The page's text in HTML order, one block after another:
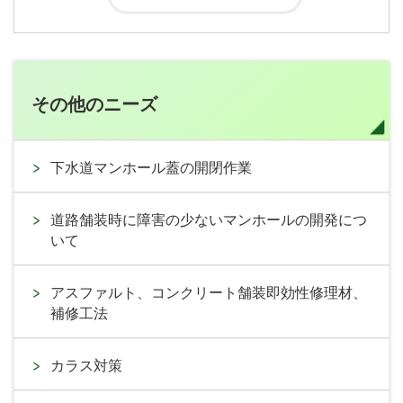
その他のニーズ
下水道マンホール蓋の開閉作業
道路舗装時に障害の少ないマンホールの開発につ
いて
アスファルト、コンクリート舗装即効性修理材、
補修工法
カラス対策